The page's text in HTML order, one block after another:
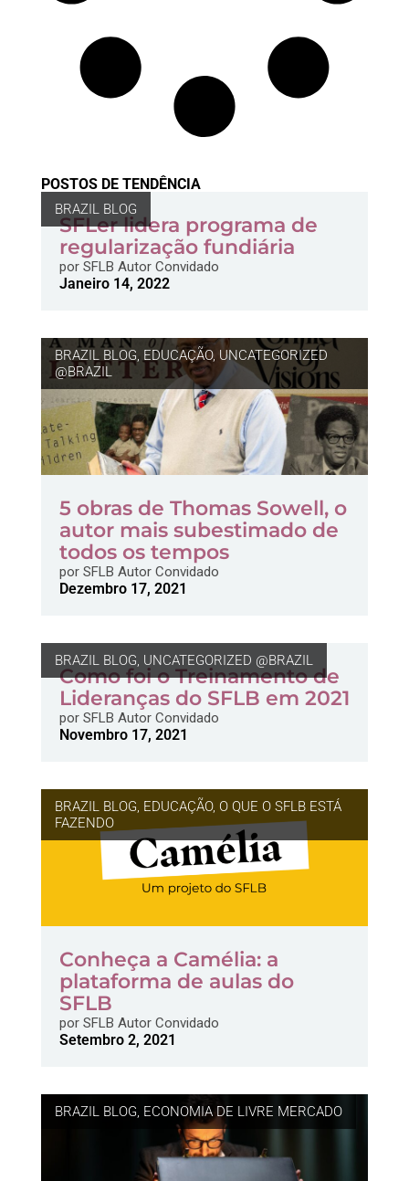
POSTOS DE TENDÊNCIA
BRAZIL BLOG
SFLer lidera programa de
regularização fundiária
porSFLB Autor Convidado
Janeiro 14, 2022
BRAZIL BLOG, EDUCAÇÃO, UNCATEGORIZED
@BRAZIL
5 obras de Thomas Sowell, o
autor mais subestimado de
todos os tempos
porSFLB Autor Convidado
Dezembro 17, 2021
BRAZIL BLOG, UNCATEGORIZED @BRAZIL
Como foi o Treinamento de
Lideranças do SFLB em 2021
porSFLB Autor Convidado
Novembro 17, 2021
BRAZIL BLOG, EDUCAÇÃO, O QUE O SFLB ESTÁ
FAZENDO
Conheça a Camélia: a
plataforma de aulas do
SFLB
porSFLB Autor Convidado
Setembro 2, 2021
BRAZIL BLOG, ECONOMIA DE LIVRE MERCADO